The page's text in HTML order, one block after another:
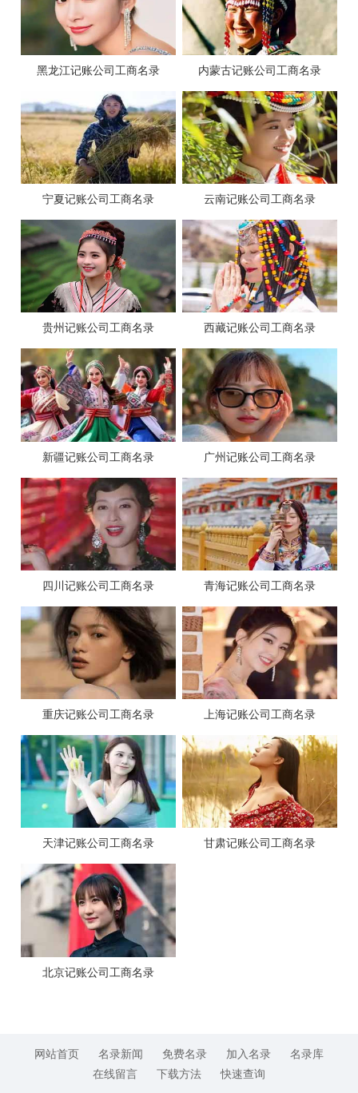
黑龙江记账公司工商名录 内蒙古记账公司工商名录
宁夏记账公司工商名录 云南记账公司工商名录
贵州记账公司工商名录 西藏记账公司工商名录
新疆记账公司工商名录 广州记账公司工商名录
四川记账公司工商名录 青海记账公司工商名录
重庆记账公司工商名录 上海记账公司工商名录
天津记账公司工商名录 甘肃记账公司工商名录
北京记账公司工商名录
网站首页 名录新闻 免费名录 加入名录
名录库
在线留言
下载方法 快速查询